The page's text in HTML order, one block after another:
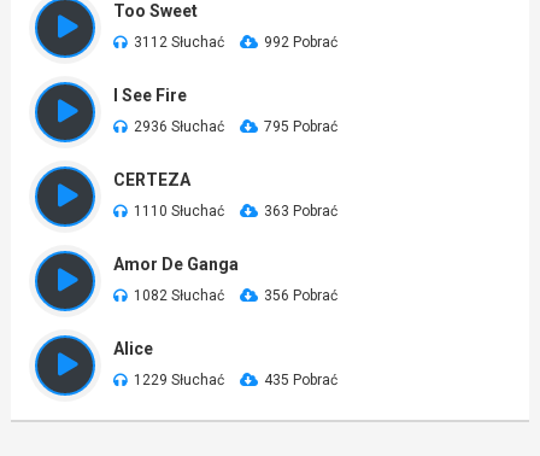
Too Sweet
3112 Słuchać 992 Pobrać
I See Fire
2936 Słuchać 795 Pobrać
CERTEZA
1110 Słuchać 363 Pobrać
Amor De Ganga
1082 Słuchać 356 Pobrać
Alice
1229 Słuchać 435 Pobrać